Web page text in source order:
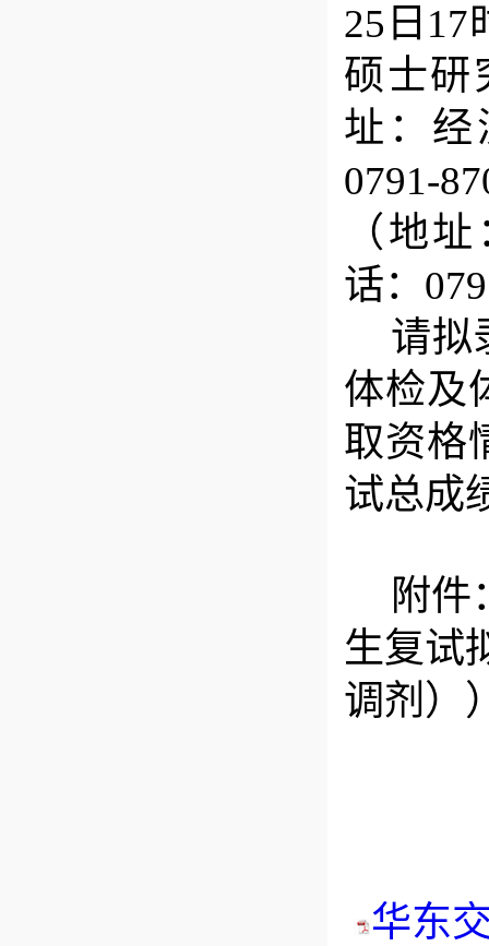
25 日 17
硕士研
址： 经
0791-
（地
话：
请拟
体检及
取资格
试总成
附件
生复试
调剂）
华东